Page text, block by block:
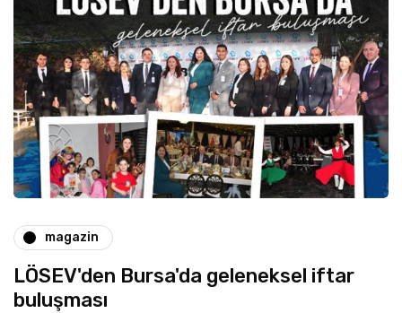
magazin
LÖSEV'den Bursa'da geleneksel iftar
buluşması